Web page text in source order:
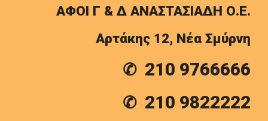
ΑΦΟΙ Γ & Δ ΑΝΑΣΤΑΣΙΑΔΗ Ο.Ε.
Αρτάκης 12, Νέα Σμύρνη
✆ 210 9766666
✆ 210 9822222